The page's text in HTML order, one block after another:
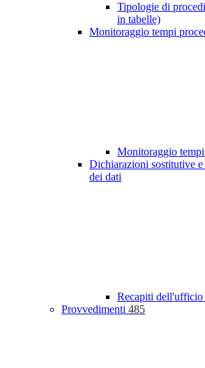
Tipologie di
in tabelle)
Monitoraggio tempi
Monitoraggio
Dichiarazioni sostitutive
dei dati
Recapiti dell'ufficio
Provvedimenti 485